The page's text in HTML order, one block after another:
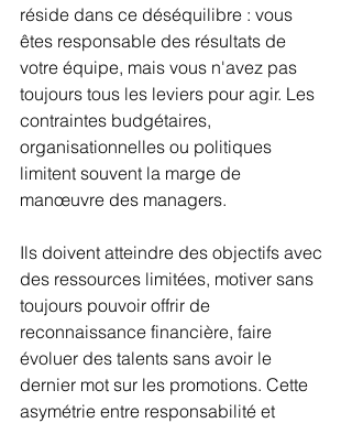
réside dans ce déséquilibre : vous
êtes responsable des résultats de
votre équipe, mais vous n'avez pas
toujours tous les leviers pour agir. Les
contraintes budgétaires,
organisationnelles ou politiques
limitent souvent la marge de
manœuvre des managers.
Ils doivent atteindre des objectifs avec
des ressources limitées, motiver sans
toujours pouvoir offrir de
reconnaissance financière, faire
évoluer des talents sans avoir le
dernier mot sur les promotions. Cette
asymétrie entre responsabilité et